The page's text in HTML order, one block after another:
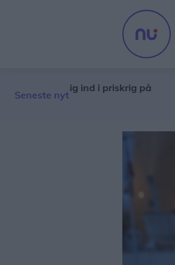
Seneste nyt
sig ind i priskrig på